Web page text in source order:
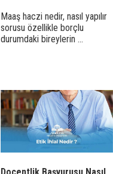
Maaş haczi nedir, nasıl yapılır
sorusu özellikle borçlu
durumdaki bireylerin ...